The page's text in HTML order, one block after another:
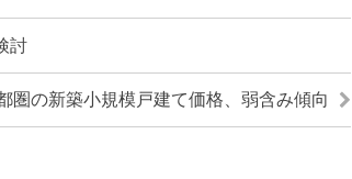
討
圏の新築小規模戸建て価格、弱含み傾向